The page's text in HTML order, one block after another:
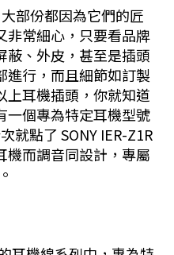
部份都因為它們的匠
非常細心，只要看品牌
蔽、外皮，甚至是插頭
進行，而且細節如訂製
上耳機插頭，你就知道
一個專為特定耳機型號
就點了 SONY IER-Z1R
機而調音同設計，專屬